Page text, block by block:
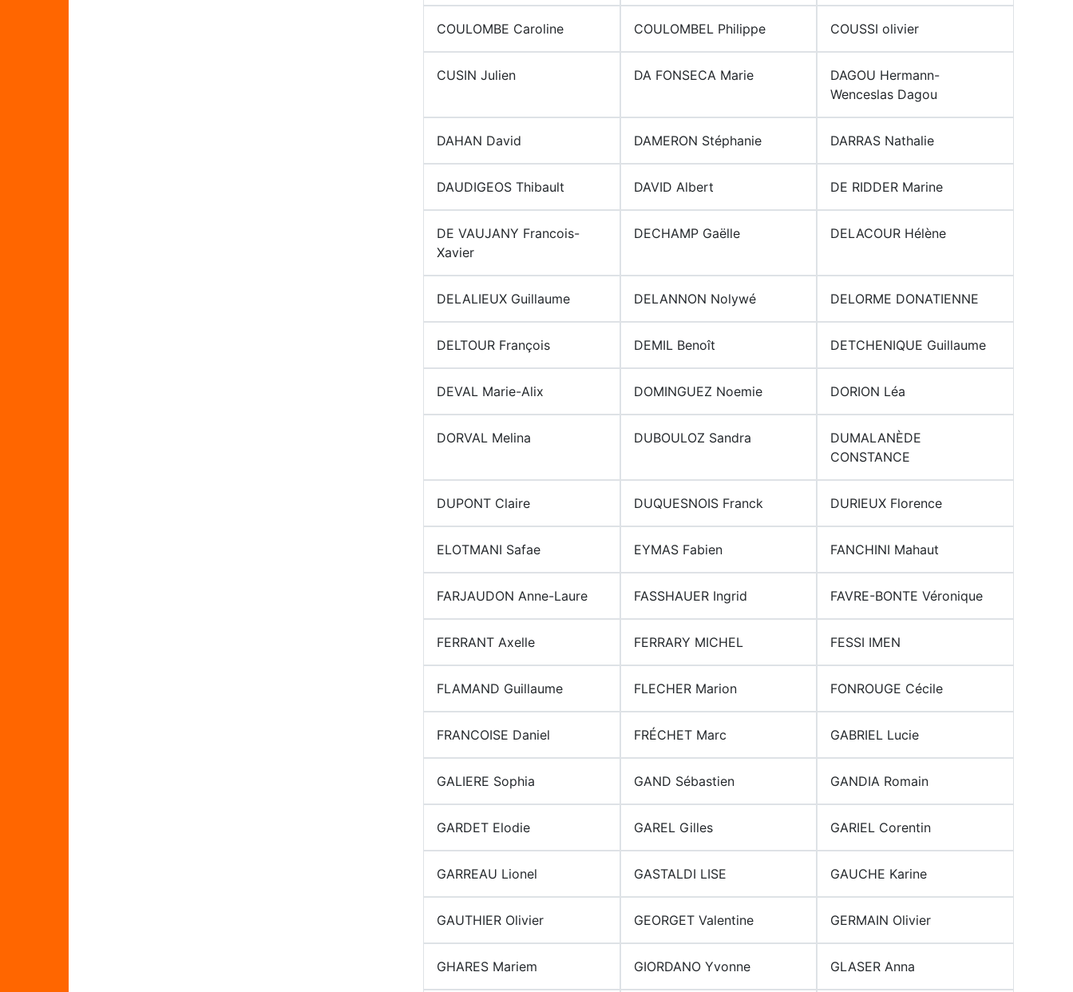
COULOMBE Caroline COULOMBEL Philippe COUSSI olivier
CUSIN Julien DA FONSECA Marie
DAGOU Hermann-
Wenceslas Dagou
DAHAN David DAMERON Stéphanie DARRAS Nathalie
DAUDIGEOS Thibault DAVID Albert DE RIDDER Marine
DE VAUJANY Francois-
Xavier
DECHAMP Gaëlle DELACOUR Hélène
DELALIEUX Guillaume DELANNON Nolywé DELORME DONATIENNE
DELTOUR François DEMIL Benoît DETCHENIQUE Guillaume
DEVAL Marie-Alix DOMINGUEZ Noemie DORION Léa
DORVAL Melina DUBOULOZ Sandra
DUMALANÈDE
CONSTANCE
DUPONT Claire DUQUESNOIS Franck DURIEUX Florence
ELOTMANI Safae EYMAS Fabien FANCHINI Mahaut
FARJAUDON Anne-Laure FASSHAUER Ingrid FAVRE-BONTE Véronique
FERRANT Axelle FERRARY MICHEL FESSI IMEN
FLAMAND Guillaume FLECHER Marion FONROUGE Cécile
FRANCOISE Daniel FRÉCHET Marc GABRIEL Lucie
GALIERE Sophia GAND Sébastien GANDIA Romain
GARDET Elodie GAREL Gilles GARIEL Corentin
GARREAU Lionel GASTALDI LISE GAUCHE Karine
GAUTHIER Olivier GEORGET Valentine GERMAIN Olivier
GHARES Mariem GIORDANO Yvonne GLASER Anna